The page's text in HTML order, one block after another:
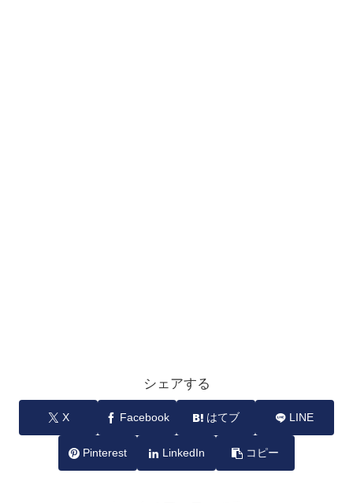
シェアする
X Facebook はてブ LINE
Pinterest LinkedIn コピー